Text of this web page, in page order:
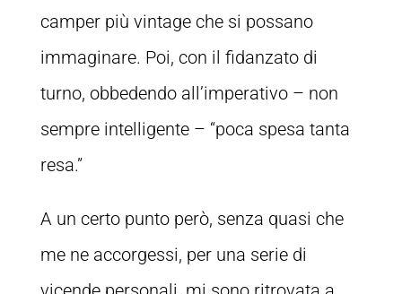
camper più vintage che si possano
immaginare. Poi, con il fidanzato di
turno, obbedendo all’imperativo – non
sempre intelligente – “poca spesa tanta
resa.”
A un certo punto però, senza quasi che
me ne accorgessi, per una serie di